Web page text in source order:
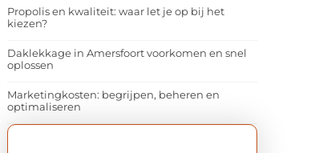
Propolis en kwaliteit: waar let je op bij het
kiezen?
Daklekkage in Amersfoort voorkomen en snel
oplossen
Marketingkosten: begrijpen, beheren en
optimaliseren